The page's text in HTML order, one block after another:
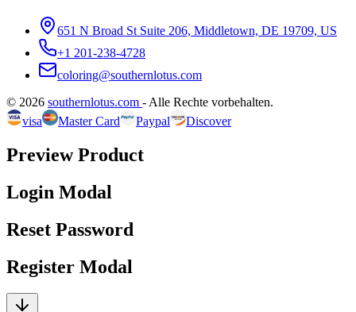
651 N Broad St Suite 206, Middletown, DE 19709, US
+1 201-238-4728
coloring@southernlotus.com
© 2026 southernlotus.com - Alle Rechte vorbehalten.
visa
Master Card Paypal Discover
Preview Product
Login Modal
Reset Password
Register Modal